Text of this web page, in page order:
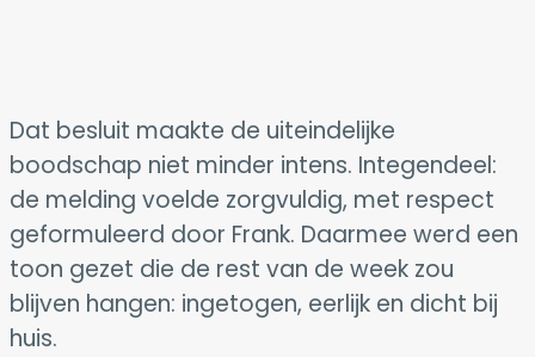
Dat besluit maakte de uiteindelijke
boodschap niet minder intens. Integendeel:
de melding voelde zorgvuldig, met respect
geformuleerd door Frank. Daarmee werd een
toon gezet die de rest van de week zou
blijven hangen: ingetogen, eerlijk en dicht bij
huis.